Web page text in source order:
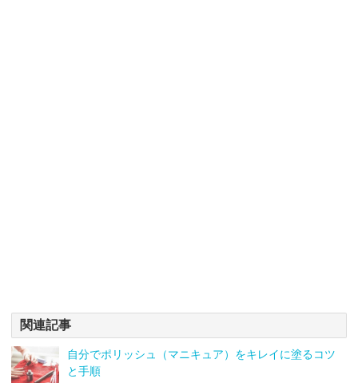
関連記事
自分でポリッシュ（マニキュア）をキレイに塗るコツ
と手順